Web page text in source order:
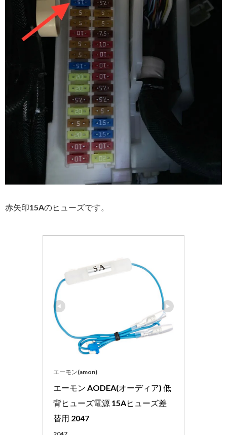
赤矢印15Aのヒューズです。
エーモン(amon)
エーモン AODEA(オーディア) 低
背ヒューズ電源 15Aヒューズ差
替用 2047